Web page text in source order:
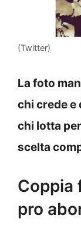
(Twitter)
La foto
chi crede e
chi lotta
scelta
Coppia
pro